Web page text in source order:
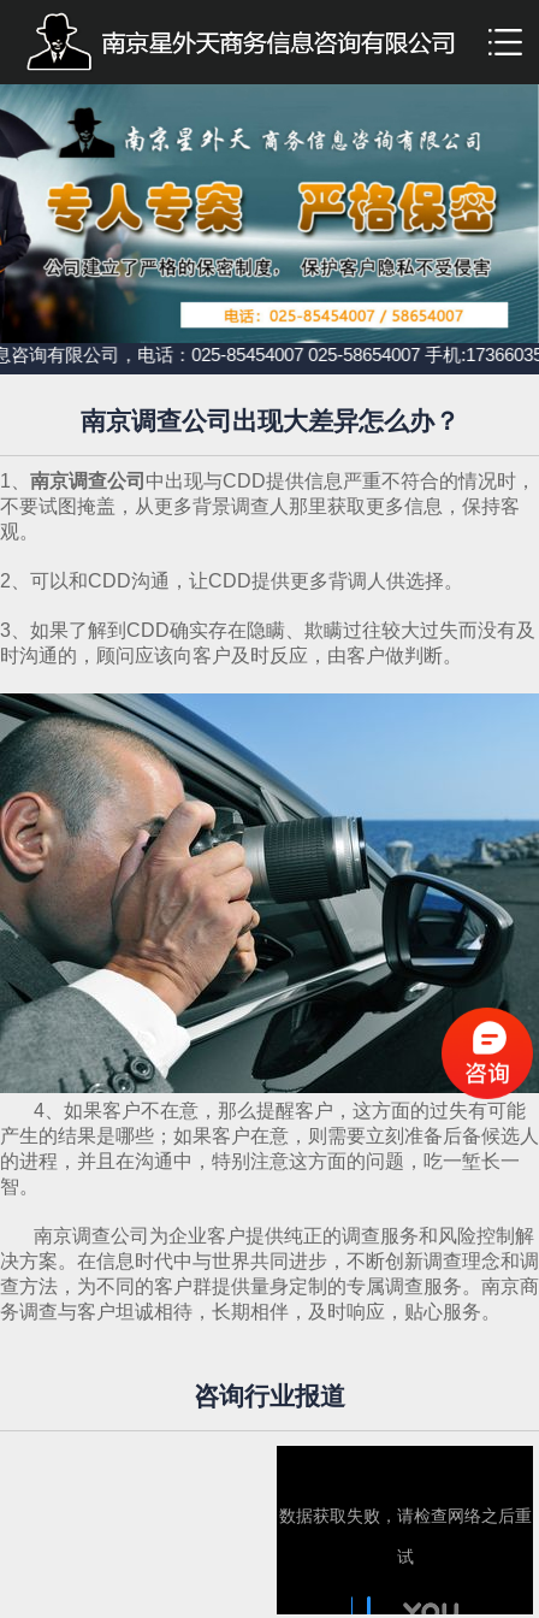
有限公司，电话：025-85454007 025-58654007 手机
南京调查公司出现大差异怎么办？
1、 南京调查公司 中出现与CDD提供信息严重不符合的情况时，
不要试图掩盖，从更多背景调查人那里获取更多信息，保持客
观。
2、可以和CDD沟通，让CDD提供更多背调人供选择。
3、如果了解到CDD确实存在隐瞒、欺瞒过往较大过失而没有及
时沟通的，顾问应该向客户及时反应，由客户做判断。
4、如果客户不在意，那么提醒客户，这方面的过失有可能
产生的结果是哪些；如果客户在意，则需要立刻准备后备候选人
的进程，并且在沟通中，特别注意这方面的问题，吃一堑长一
智。
南京调查公司为企业客户提供纯正的调查服务和风险控制解
决方案。在信息时代中与世界共同进步，不断创新调查理念和调
查方法，为不同的客户群提供量身定制的专属调查服务。南京商
务调查与客户坦诚相待，长期相伴，及时响应，贴心服务。
咨询行业报道